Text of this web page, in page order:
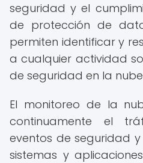
seguridad y el
de protección de
permiten identificar y
a cualquier actividad
de seguridad en la
El monitoreo de la
continuamente el
eventos de seguridad
sistemas y